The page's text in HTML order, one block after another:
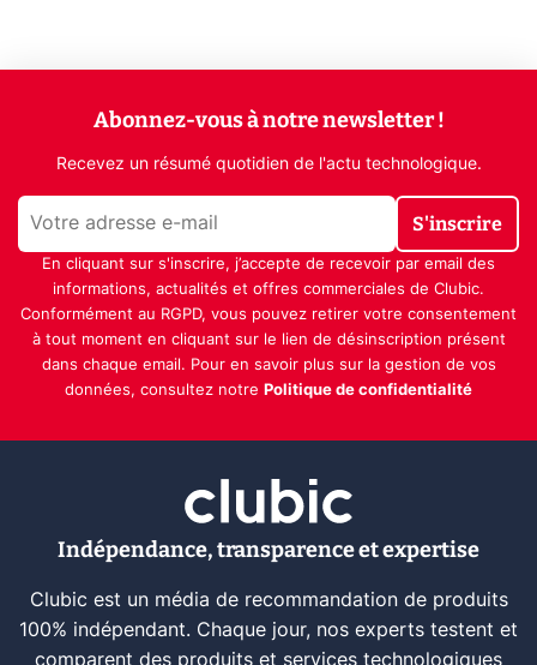
Abonnez-vous à notre newsletter !
Recevez un résumé quotidien de l'actu technologique.
S'inscrire
En cliquant sur s'inscrire, j’accepte de recevoir par email des
informations, actualités et offres commerciales de Clubic.
Conformément au RGPD, vous pouvez retirer votre consentement
à tout moment en cliquant sur le lien de désinscription présent
dans chaque email. Pour en savoir plus sur la gestion de vos
données, consultez notre Politique de confidentialité
Indépendance, transparence et expertise
Clubic est un média de recommandation de produits
100% indépendant. Chaque jour, nos experts testent et
comparent des produits et services technologiques